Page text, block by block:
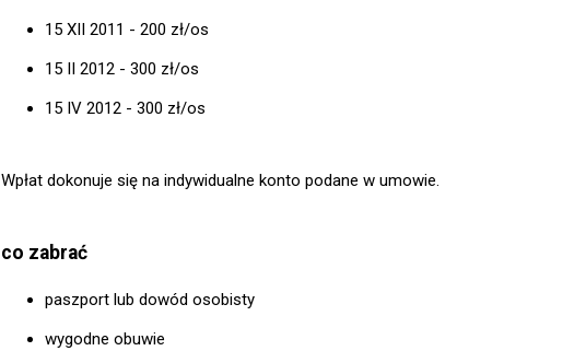
15 XII 2011 - 200 zł/os
15 II 2012 - 300 zł/os
15 IV 2012 - 300 zł/os
Wpłat dokonuje się na indywidualne konto podane w umowie.
co zabrać
paszport lub dowód osobisty
wygodne obuwie